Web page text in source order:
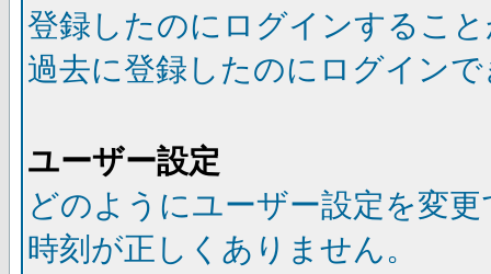
登録したのにログインするこ
過去に登録したのにログイン
ユーザー設定
どのようにユーザー設定を変
時刻が正しくありません。